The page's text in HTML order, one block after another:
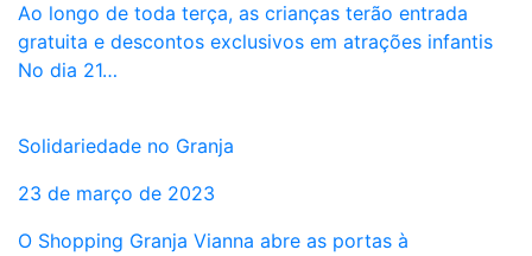
Ao longo de toda terça, as crianças terão entrada
gratuita e descontos exclusivos em atrações infantis
No dia 21…
Solidariedade no Granja
23 de março de 2023
O Shopping Granja Vianna abre as portas à